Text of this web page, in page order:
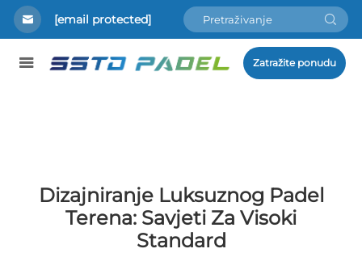
[email protected]
Zatražite ponudu
Dizajniranje Luksuznog Padel
Terena: Savjeti Za Visoki
Standard